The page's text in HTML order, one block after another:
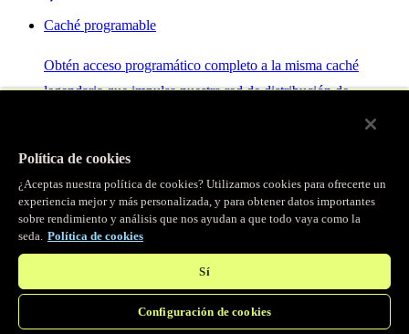
Caché programable
Obtén acceso programático completo a la misma caché
legendaria que impulsa nuestra red de distribución de
Servidor MCP
Control por IA para tus servicios Fastly.
Política de cookies
¿Aceptas nuestra política de cookies? Utilizamos cookies para ofrecerte un
experiencia mejor y más personalizada, y para obtener datos importantes
sobre rendimiento y análisis que nos ayudan a que todo vaya como la
seda. Política de cookies
Sí
Configuración de cookies